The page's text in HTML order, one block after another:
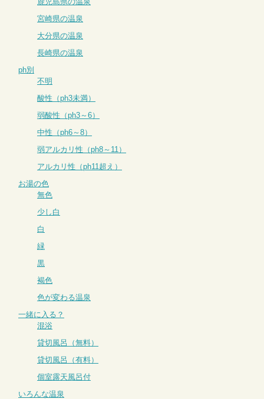
宮崎県の温泉
大分県の温泉
長崎県の温泉
ph別
不明
酸性（ph3未満）
弱酸性（ph3～6）
中性（ph6～8）
弱アルカリ性（ph8～11）
アルカリ性（ph11超え）
お湯の色
無色
少し白
白
緑
黒
褐色
色が変わる温泉
一緒に入る？
混浴
貸切風呂（無料）
貸切風呂（有料）
個室露天風呂付
いろんな温泉